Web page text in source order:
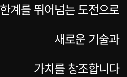
한계를 뛰어넘는 도전으로
새로운 기술과
가치를 창조합니다